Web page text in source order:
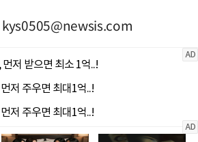
kys0505@newsis.com